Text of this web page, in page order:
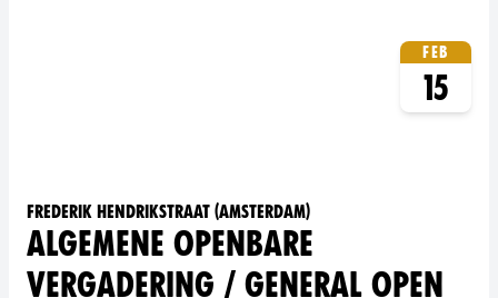
Feb
15
Frederik Hendrikstraat (Amsterdam)
ALGEMENE OPENBARE
VERGADERING / GENERAL OPEN